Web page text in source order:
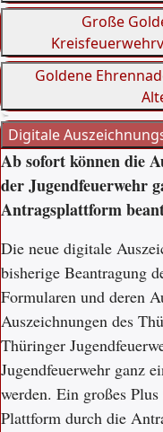
Große
Goldene
Digitale
Ab sofort können die
der Jugendfeuerwehr
Antragsplattform
Die neue digitale
bisherige Beantragung
Formularen und deren
Auszeichnungen des
Thüringer
Jugendfeuerwehr ganz
werden. Ein großes
Plattform durch die